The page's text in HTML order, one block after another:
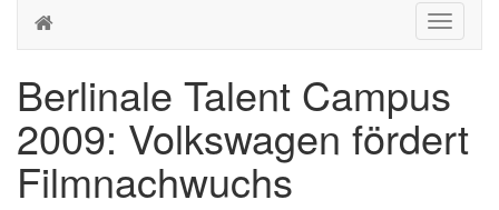
Toggle
Berlinale Talent Campus
2009: Volkswagen fördert
Filmnachwuchs